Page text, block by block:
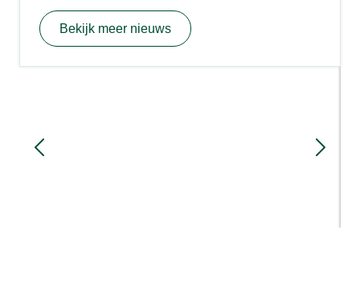
Bekijk meer nieuws